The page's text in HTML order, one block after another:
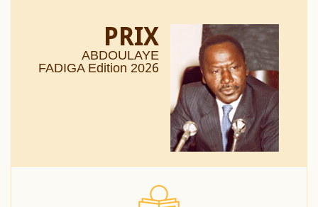
PRIX
ABDOULAYE
FADIGA Edition 2026